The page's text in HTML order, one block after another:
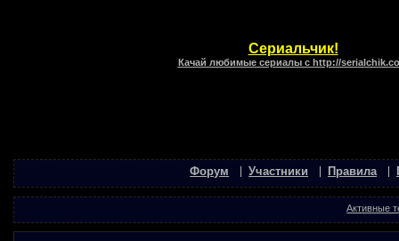
Сериальчик!
Качай любимые сериалы с http://
Форум Участники Правила
Активные